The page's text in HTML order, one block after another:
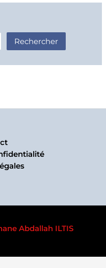
Rechercher
Abdallah ILTIS